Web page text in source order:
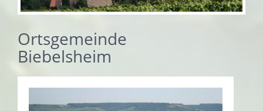
Gemeinden
Ortsgemeinde
Biebelsheim